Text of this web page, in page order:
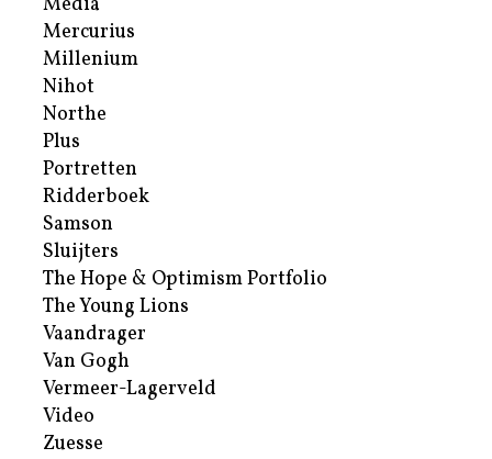
Mercurius
Millenium
Nihot
Northe
Plus
Portretten
Ridderboek
Samson
Sluijters
The Hope & Optimism Portfolio
The Young Lions
Vaandrager
Van Gogh
Vermeer-Lagerveld
Video
Zuesse